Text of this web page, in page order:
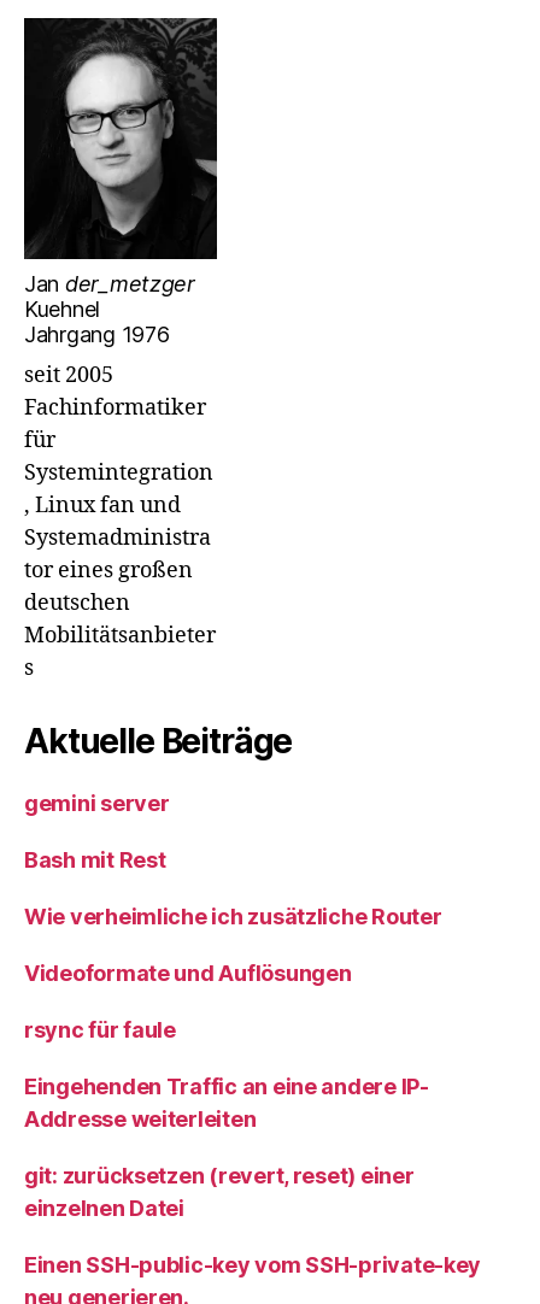
Jan der_metzger
Kuehnel
Jahrgang 1976
seit 2005
Fachinformatiker
für
Systemintegration
, Linux fan und
Systemadministra
tor eines großen
deutschen
Mobilitätsanbieter
s
Aktuelle Beiträge
gemini server
Bash mit Rest
Wie verheimliche ich zusätzliche Router
Videoformate und Auflösungen
rsync für faule
Eingehenden Traffic an eine andere IP-
Addresse weiterleiten
git: zurücksetzen (revert, reset) einer
einzelnen Datei
Einen SSH-public-key vom SSH-private-key
neu generieren.